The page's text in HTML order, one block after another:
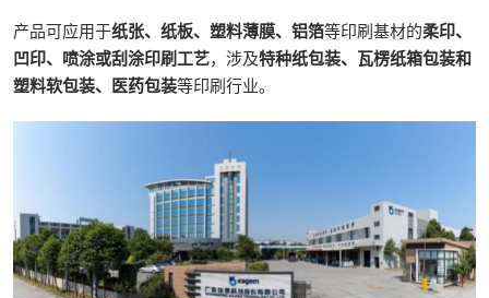
产品可应用于纸张、纸板、塑料薄膜、铝箔等印刷基材的柔印、
凹印、喷涂或刮涂印刷工艺，涉及特种纸包装、瓦楞纸箱包装和
塑料软包装、医药包装等印刷行业。